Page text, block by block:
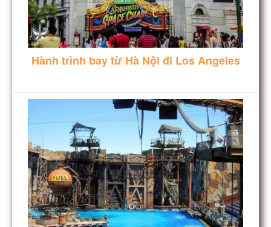
Hành trình bay từ Hà Nội đi Los Angeles